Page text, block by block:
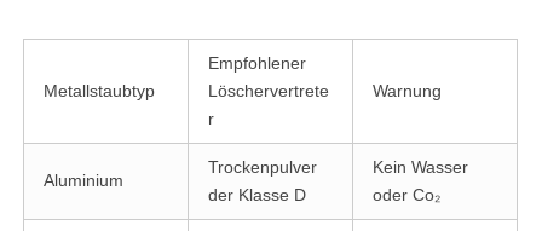
Metallstaubtyp
Empfohlener
Löschervertrete
r
Warnung
Aluminium
Trockenpulver
der Klasse D
Kein Wasser
oder Co₂